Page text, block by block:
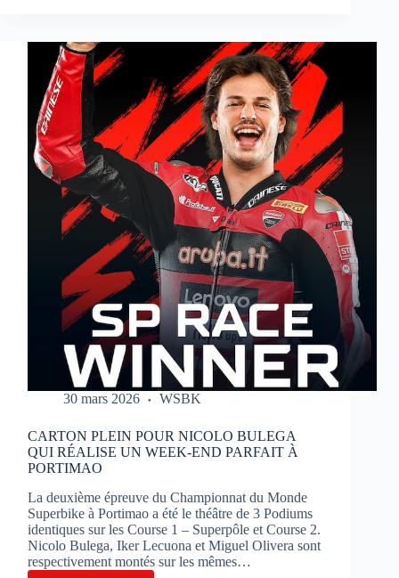
#1
PARTIRA
EN
POSITION
POUR
LA
3ÈME
FOIS
CONSÉCUTIVE
AUX
HEURES
MOTOS
SUR
LE
CIRCUIT
BUGATTI
LE
MANS
30 mars 2026 WSBK
CARTON PLEIN POUR NICOLO BULEGA
QUI RÉALISE UN WEEK-END PARFAIT À
PORTIMAO
La deuxième épreuve du Championnat du Monde
Superbike à Portimao a été le théâtre de 3 Podiums
identiques sur les Course 1 – Superpôle et Course 2.
Nicolo Bulega, Iker Lecuona et Miguel Olivera sont
respectivement montés sur les mêmes…